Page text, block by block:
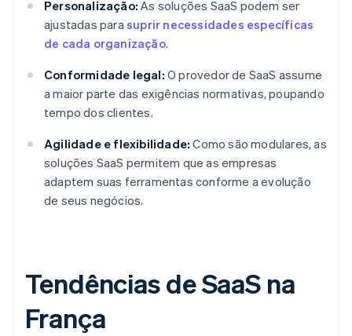
Personalização: As soluções SaaS podem ser
ajustadas parasuprir necessidades específicas
de cada organização.
Conformidade legal: O provedor de SaaS assume
a maior parte das exigências normativas, poupando
tempo dos clientes.
Agilidade e flexibilidade: Como são modulares, as
soluções SaaS permitem que as empresas
adaptem suas ferramentas conforme a evolução
de seus negócios.
Tendências de SaaS na
França